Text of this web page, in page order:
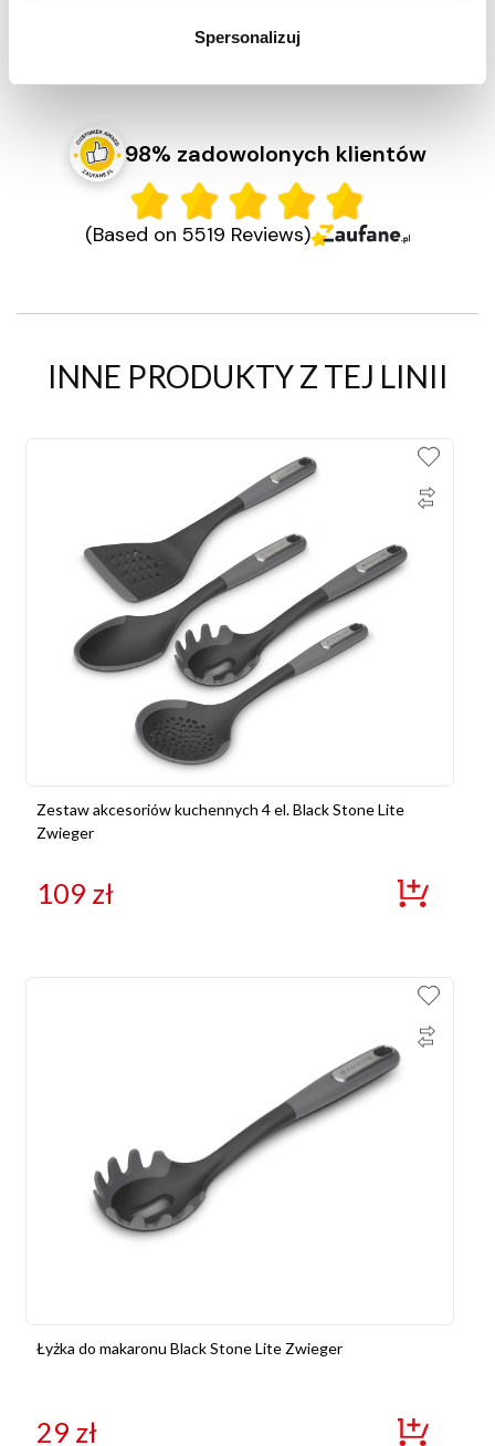
Spersonalizuj
Pokaż więcej
98% zadowolonych klientów
(Based on 5519 Reviews)
INNE PRODUKTY Z TEJ LINII
Zestaw akcesoriów kuchennych 4 el. Black Stone Lite
Zwieger
109 zł
Łyżka do makaronu Black Stone Lite Zwieger
29 zł